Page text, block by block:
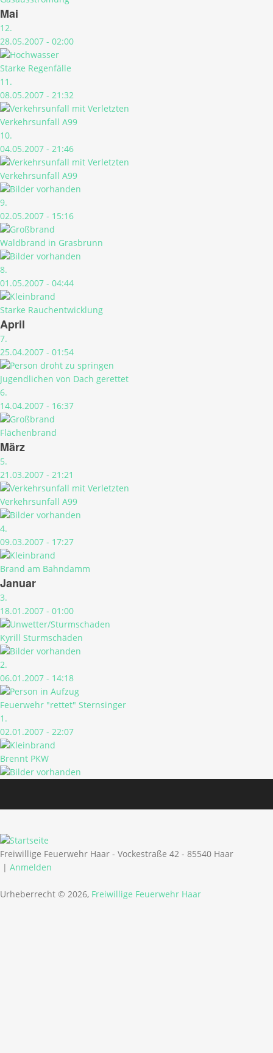
Mai
12.
28.05.2007 - 02:00
Starke Regenfälle
11.
08.05.2007 - 21:32
Verkehrsunfall A99
10.
04.05.2007 - 21:46
Verkehrsunfall A99
9.
02.05.2007 - 15:16
Waldbrand in Grasbrunn
8.
01.05.2007 - 04:44
Starke Rauchentwicklung
April
7.
25.04.2007 - 01:54
Jugendlichen von Dach gerettet
6.
14.04.2007 - 16:37
Flächenbrand
März
5.
21.03.2007 - 21:21
Verkehrsunfall A99
4.
09.03.2007 - 17:27
Brand am Bahndamm
Januar
3.
18.01.2007 - 01:00
Kyrill Sturmschäden
2.
06.01.2007 - 14:18
Feuerwehr "rettet" Sternsinger
1.
02.01.2007 - 22:07
Brennt PKW
Freiwillige Feuerwehr Haar - Vockestraße 42 - 85540 Haar
| Anmelden
Urheberrecht © 2026, Freiwillige Feuerwehr Haar